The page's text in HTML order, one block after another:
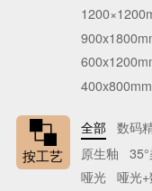
400x800mm
按工艺
全部 数码
原生釉
哑光
哑光